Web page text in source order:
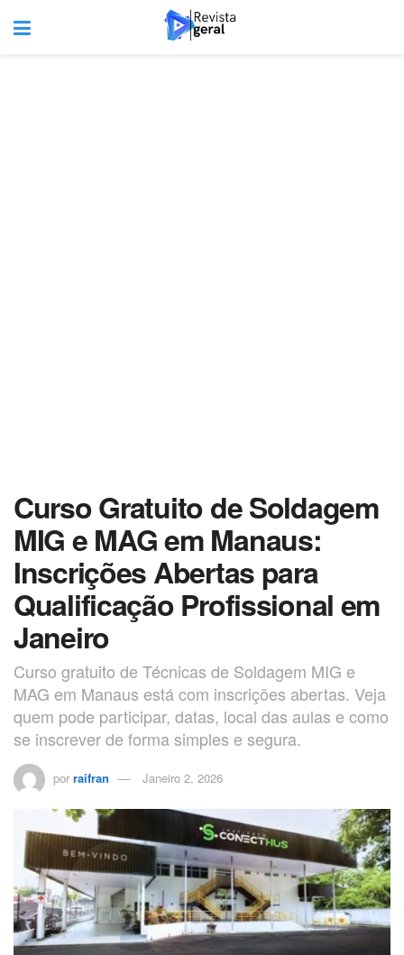
Curso Gratuito de Soldagem
MIG e MAG em Manaus:
Inscrições Abertas para
Qualificação Profissional em
Janeiro
Curso gratuito de Técnicas de Soldagem MIG e
MAG em Manaus está com inscrições abertas. Veja
quem pode participar, datas, local das aulas e como
se inscrever de forma simples e segura.
por raifran Janeiro 2, 2026